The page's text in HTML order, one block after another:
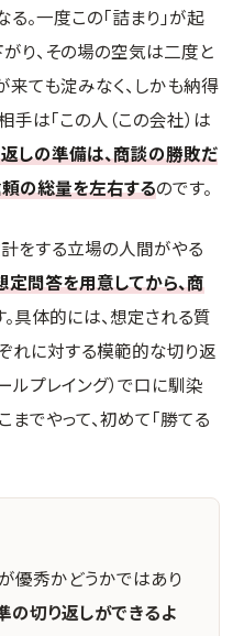
。一度この「詰まり」が起
り、その場の空気は二度と
来ても淀みなく、しかも納得
手は「この人（この会社）は
しの準備は、商談の勝敗だ
頼の総量を左右するのです。
をする立場の人間がやる
定問答を用意してから、商
具体的には、想定される質
れに対する模範的な切り返
ルプレイング）で口に馴染
までやって、初めて「勝てる
が優秀かどうかではあり
の切り返しができるよ